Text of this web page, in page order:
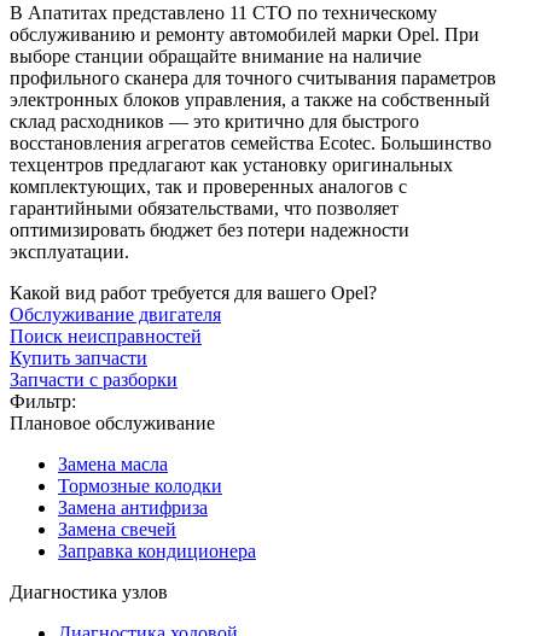
В Апатитах представлено 11 СТО по техническому
обслуживанию и ремонту автомобилей марки Opel. При
выборе станции обращайте внимание на наличие
профильного сканера для точного считывания параметров
электронных блоков управления, а также на собственный
склад расходников — это критично для быстрого
восстановления агрегатов семейства Ecotec. Большинство
техцентров предлагают как установку оригинальных
комплектующих, так и проверенных аналогов с
гарантийными обязательствами, что позволяет
оптимизировать бюджет без потери надежности
эксплуатации.
Какой вид работ требуется для вашего Opel?
Обслуживание двигателя
Поиск неисправностей
Купить запчасти
Запчасти с разборки
Фильтр:
Плановое обслуживание
Замена масла
Тормозные колодки
Замена антифриза
Замена свечей
Заправка кондиционера
Диагностика узлов